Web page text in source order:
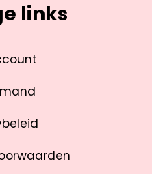
links